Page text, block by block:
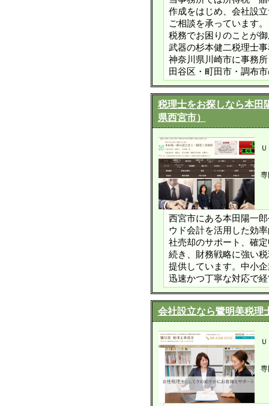
作成をはじめ、会社設
ご相談を承っています。
税務でお困りのことが
武器の杉本健二税理士
神奈川県川崎市に事務
田谷区・町田市・調布
税理士をお探しなら本田
県西宮市）
専
西宮市にある本田陽一
ウド会計を活用した効
社売却のサポート、確
続き、財務戦略に強い
提供しています。中小
迅速かつ丁寧な対応で
会社設立なら鷺明美税理
専